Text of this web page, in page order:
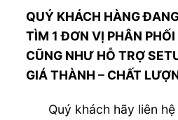
QUÝ KHÁCH HÀNG
TÌM 1 ĐƠN VỊ PHÂN
CŨNG NHƯ HỖ TRỢ
GIÁ THÀNH – CHẤT
Quý khách hãy liên